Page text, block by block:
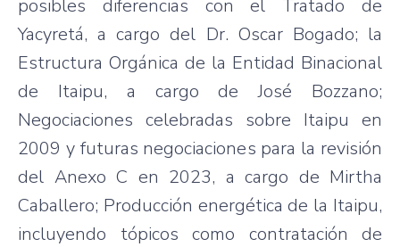
posibles diferencias con el Tratado de
Yacyretá, a cargo del Dr. Oscar Bogado; la
Estructura Orgánica de la Entidad Binacional
de Itaipu, a cargo de José Bozzano;
Negociaciones celebradas sobre Itaipu en
2009 y futuras negociaciones para la revisión
del Anexo C en 2023, a cargo de Mirtha
Caballero; Producción energética de la Itaipu,
incluyendo tópicos como contratación de